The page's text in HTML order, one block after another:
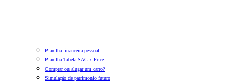
Planilha financeira pessoal
Planilha Tabela SAC x Price
Comprar ou alugar um carro?
Simulação de patrimônio futuro